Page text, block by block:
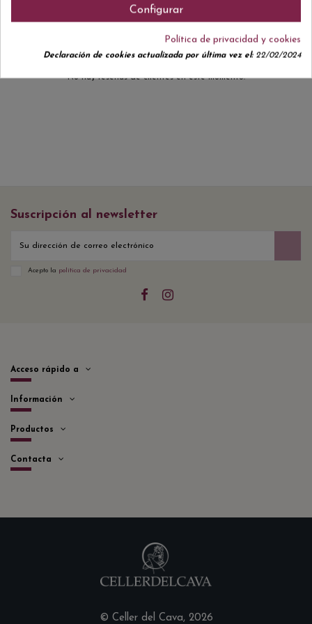
No hay reseñas de clientes en este momento.
Suscripción al newsletter
Acepto la política de privacidad
Acceso rápido a
Información
Productos
Contacta
© Celler del Cava, 2026
Configurar
Política de privacidad y cookies
Declaración de cookies actualizada por última vez el:22/02/2024